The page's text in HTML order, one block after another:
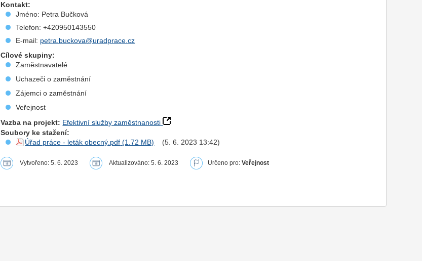
Kontakt:
Jméno: Petra Bučková
Telefon: +420950143550
E-mail: petra.buckova@uradprace.cz
Cílové skupiny:
Zaměstnavatelé
Uchazeči o zaměstnání
Zájemci o zaměstnání
Veřejnost
Vazba na projekt: Efektivní služby zaměstnanosti
Soubory ke stažení:
Úřad práce - leták obecný.pdf
(5. 6. 2023 13:42)
Vytvořeno: 5. 6. 2023 Aktualizováno: 5. 6. 2023 Určeno pro:Veřejnost